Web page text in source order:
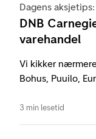
Dagens aksjetips:
DNB
varehandel
Vi kikker
Bohus, Puuilo,
3 min lesetid